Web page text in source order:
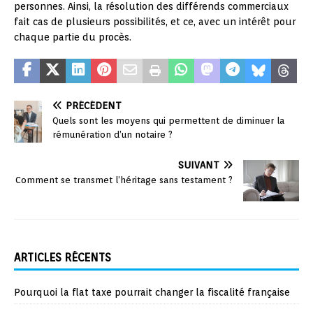
personnes. Ainsi, la résolution des différends commerciaux
fait cas de plusieurs possibilités, et ce, avec un intérêt pour
chaque partie du procès.
PRÉCÉDENT
Quels sont les moyens qui permettent de diminuer la
rémunération d’un notaire ?
SUIVANT
Comment se transmet l’héritage sans testament ?
ARTICLES RÉCENTS
Pourquoi la flat taxe pourrait changer la fiscalité française